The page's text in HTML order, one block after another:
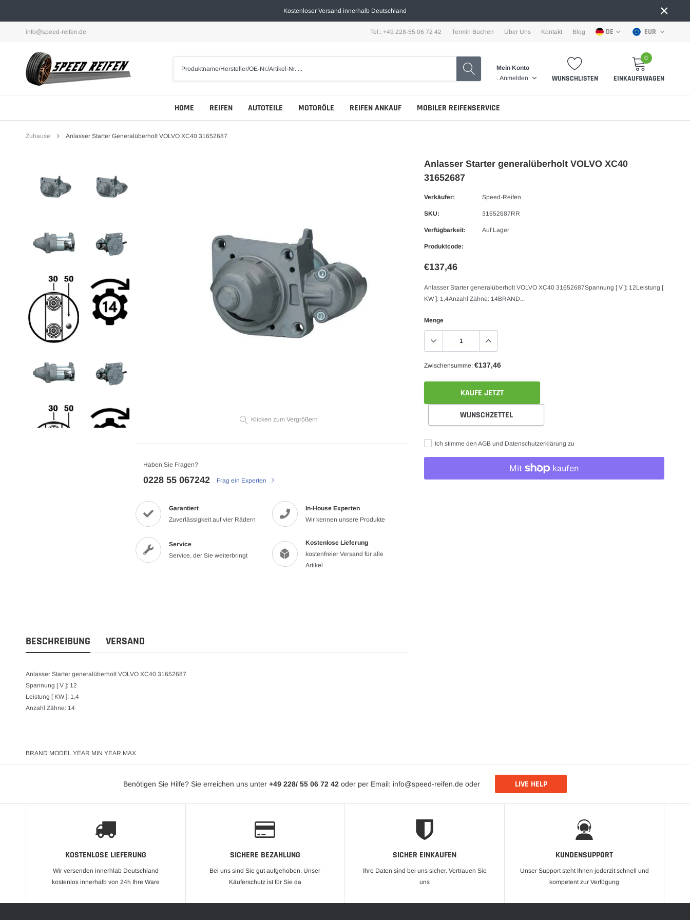
Kostenloser Versand innerhalb Deutschland ×
info@speed-reifen.de Tel.: +49 228-55 06 72 42 Termin Buchen Über Uns Kontakt Blog DE EUR
Mein Konto
. Anmelden WUNSCHLISTEN
0
EINKAUFSWAGEN
HOME REIFEN AUTOTEILE MOTORÖLE REIFEN ANKAUF MOBILER REIFENSERVICE
Zuhause Anlasser Starter Generalüberholt VOLVO XC40 31652687
Klicken zum Vergrößern
Haben Sie Fragen?
0228 55 067242 Frag ein Experten
Garantiert
Zuverlässigkeit auf vier Rädern
In-House Experten
Wir kennen unsere Produkte
Service
Service, der Sie weiterbringt
Kostenlose Lieferung
kostenfreier Versand für alle
Artikel
Anlasser Starter generalüberholt VOLVO XC40
31652687
Verkäufer: Speed-Reifen
SKU: 31652687RR
Verfügbarkeit: Auf Lager
Produktcode:
€137,46
Anlasser Starter generalüberholt VOLVO XC40 31652687Spannung [ V ]: 12Leistung [
KW ]: 1,4Anzahl Zähne: 14BRAND...
Menge
Zwischensumme: €137,46
KAUFE JETZT
WUNSCHZETTEL
Ich stimme den AGB und Datenschutzerklärung zu
BESCHREIBUNG VERSAND
Anlasser Starter generalüberholt VOLVO XC40 31652687
Spannung [ V ]: 12
Leistung [ KW ]: 1,4
Anzahl Zähne: 14
BRAND MODEL YEAR MIN YEAR MAX
Benötigen Sie Hilfe? Sie erreichen uns unter +49 228/ 55 06 72 42 oder per Email: info@speed-reifen.de oder LIVE HELP
KOSTENLOSE LIEFERUNG
Wir versenden innerhlab Deutschland
kostenlos innerhalb von 24h Ihre Ware
SICHERE BEZAHLUNG
Bei uns sind Sie gut aufgehoben. Unser
Käuferschutz ist für Sie da
SICHER EINKAUFEN
Ihre Daten sind bei uns sicher. Vertrauen Sie
uns
KUNDENSUPPORT
Unser Support steht Ihnen jederzit schnell und
kompetent zur Verfügung